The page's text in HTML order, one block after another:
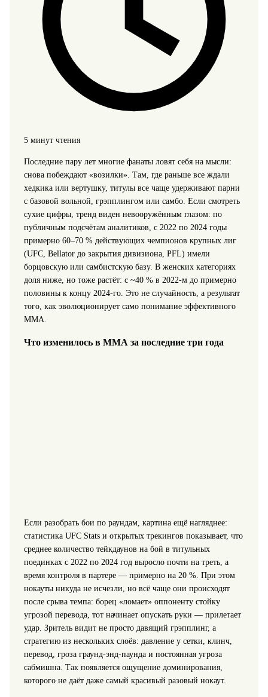
5 минут чтения
Последние пару лет многие фанаты ловят себя на мысли:
снова побеждают «возилки». Там, где раньше все ждали
хедкика или вертушку, титулы все чаще удерживают парни
с базовой вольной, грэпплингом или самбо. Если смотреть
сухие цифры, тренд виден невооружённым глазом: по
публичным подсчётам аналитиков, с 2022 по 2024 годы
примерно 60–70 % действующих чемпионов крупных лиг
(UFC, Bellator до закрытия дивизиона, PFL) имели
борцовскую или самбистскую базу. В женских категориях
доля ниже, но тоже растёт: с ~40 % в 2022‑м до примерно
половины к концу 2024‑го. Это не случайность, а результат
того, как эволюционирует само понимание эффективного
ММА.
Что изменилось в ММА за последние три года
Если разобрать бои по раундам, картина ещё нагляднее:
статистика UFC Stats и открытых трекингов показывает, что
среднее количество тейкдаунов на бой в титульных
поединках с 2022 по 2024 год выросло почти на треть, а
время контроля в партере — примерно на 20 %. При этом
нокауты никуда не исчезли, но всё чаще они происходят
после срыва темпа: борец «ломает» оппоненту стойку
угрозой перевода, тот начинает опускать руки — прилетает
удар. Зритель видит не просто давящий грэпплинг, а
стратегию из нескольких слоёв: давление у сетки, клинч,
перевод, гроза граунд‑энд‑паунда и постоянная угроза
сабмишна. Так появляется ощущение доминирования,
которого не даёт даже самый красивый разовый нокаут.